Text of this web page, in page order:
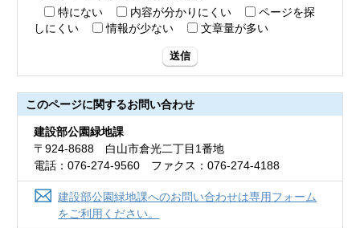
特にない
内容が分かりにくい
ページを探
しにくい
情報が少ない 文章量が多い
送信
このページに関するお問い合わせ
建設部公園緑地課
〒924-8688 白山市倉光二丁目1番地
電話：076-274-9560 ファクス：076-274-4188
建設部公園緑地課へのお問い合わせは専用フォーム
をご利用ください。